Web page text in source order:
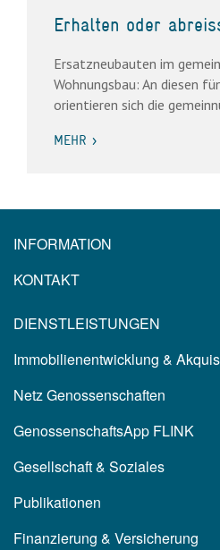
Erhalten oder
Ersatzneubauten im
Wohnungsbau: An diesen
orientieren sich die
MEHR >
INFORMATION
KONTAKT
DIENSTLEISTUNGEN
Immobilienentwicklung &
Netz Genossenschaften
GenossenschaftsApp FLINK
Gesellschaft & Soziales
Publikationen
Finanzierung & Versicherung